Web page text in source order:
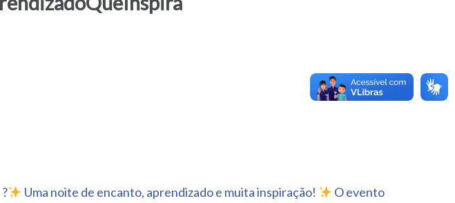
? Uma noite de encanto, aprendizado e muita inspiração!
O evento